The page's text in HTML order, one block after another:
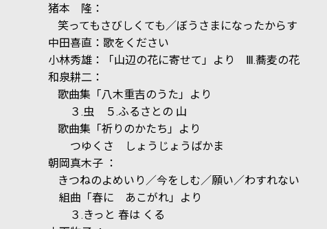
猪本 隆：
笑ってもさびしくても／ぼうさまになったからす
中田喜直：歌をください
小林秀雄：「山辺の花に寄せて」より
Ⅲ.蕎麦の花
和泉耕二：
歌曲集「八木重吉のうた」より
３.虫 ５.ふるさとの 山
歌曲集「祈りのかたち」より
つゆくさ しょうじょうばかま
朝岡真木子 ：
きつねのよめいり／今をしむ／願い／わすれない
組曲「春に あこがれ」より
３.きっと 春は くる